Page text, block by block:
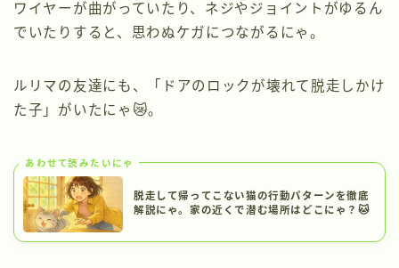
ワイヤーが曲がっていたり、ネジやジョイントがゆるん
でいたりすると、思わぬケガにつながるにゃ。
ルリマの友達にも、「ドアのロックが壊れて脱走しかけ
た子」がいたにゃ😿。
あわせて読みたいにゃ
脱走して帰ってこない猫の行動パターンを徹底
解説にゃ。家の近くで潜む場所はどこにゃ？🐱